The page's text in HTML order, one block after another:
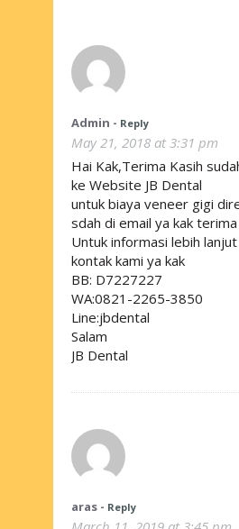
Admin - Reply
May 21, 2018 at 3:31 pm
Hai Kak,Terima Kasih
ke Website JB Dental
untuk biaya veneer gigi
sdah di email ya kak terima
Untuk informasi lebih
kontak kami ya kak
BB: D7227227
WA:0821-2265-3850
Line:jbdental
Salam
JB Dental
aras - Reply